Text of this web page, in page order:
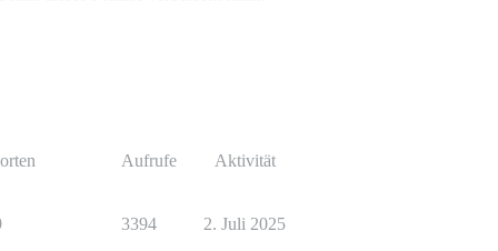
Aufrufe Aktivität
3394 2. Juli 2025